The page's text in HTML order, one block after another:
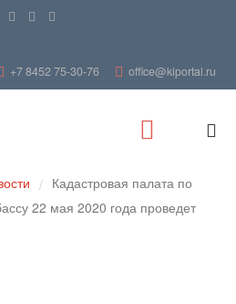
+7 8452 75-30-76 office@kiportal.ru
/ Кадастровая палата по
22 мая 2020 года проведет